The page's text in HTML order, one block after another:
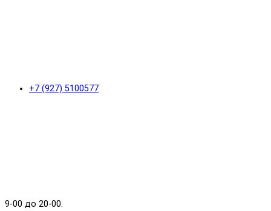
+7 (927) 5100577
9-00 до 20-00.